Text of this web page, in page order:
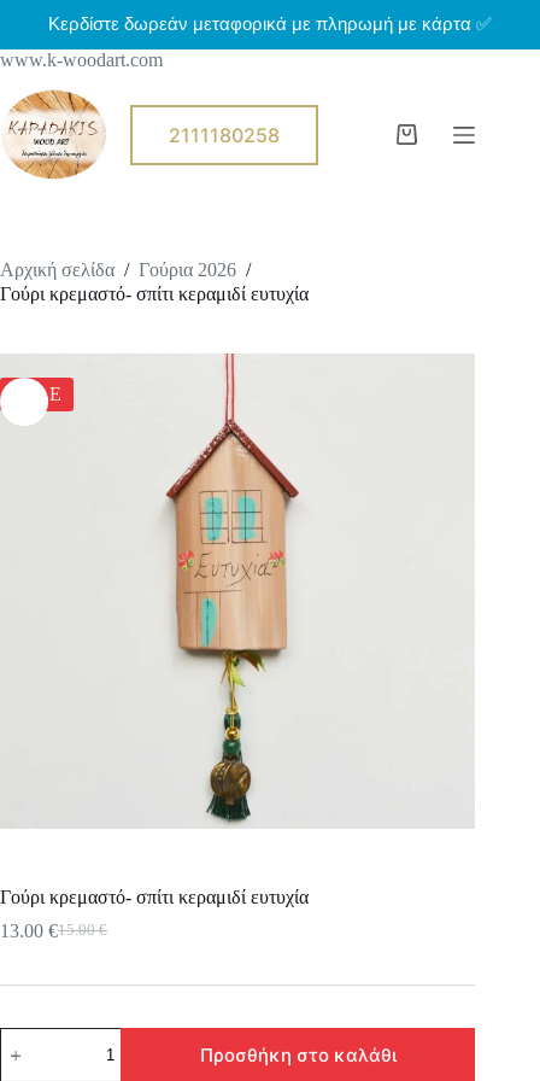
Κερδίστε δωρεάν μεταφορικά με πληρωμή με κάρτα ✅
www.k-woodart.com
τ
β
α
σ
η
ε
ρ
2111180258
Shopping
Αρχική σελίδα / Γούρια 2026 /
Γούρι κρεμαστό- σπίτι κεραμιδί ευτυχία
SALE
Γούρι κρεμαστό- σπίτι κεραμιδί ευτυχία
15.00€
Original
was:
13.00 €Η
τιμή
13.00 €.
κρεμαστό-
Προσθήκη στο καλάθι